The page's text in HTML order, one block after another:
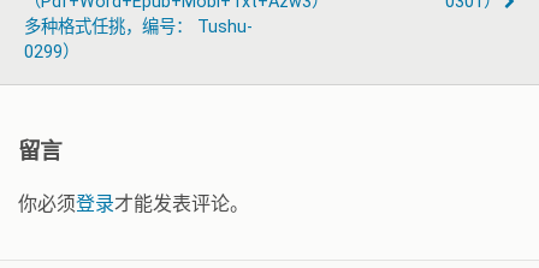
多种格式任挑，编号： Tushu-
0299）
留言
你必须登录才能发表评论。